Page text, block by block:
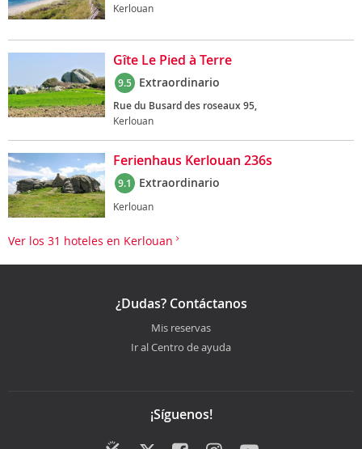
Kerlouan
Gîte Le Pied à Terre
9.5 Extraordinario
Rue du Busard des roseaux 95,
Kerlouan
Ferienhaus Kerlouan 236s
9.1 Extraordinario
Kerlouan
Ver los 31 hoteles en Kerlouan
¿Dudas? Contáctanos
Mis reservas
Ir al Centro de ayuda
¡Síguenos!